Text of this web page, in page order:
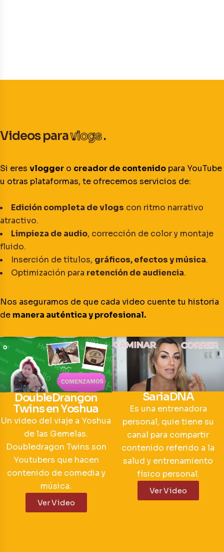
Videos paravlogs.
Si eres vlogger o creador de contenido para YouTube
u otras plataformas, te ofrecemos servicios de:
Edición completa de vlogs con ritmo narrativo
atractivo.
Limpieza de audio, corrección de color y montaje
fluido.
Inserción de títulos, gráficos, efectos y música.
Optimización para retención de audiencia.
Nos aseguramos de que cada video cuente tu historia
de manera auténtica y profesional.
DoubleDrangon
Twins en Yoshua
Un video del viaje a Yoshua
de las Gemelas.
Doubledragon Twins son
Youtubers que hacen
contenido de comedia y
música.
Ver Video
SariaDNA
Es una entrenadora
personal, quie tiene su
canal para compartir
contenido referido a la
salud y entrenamiento
físico personal.
Ver Video